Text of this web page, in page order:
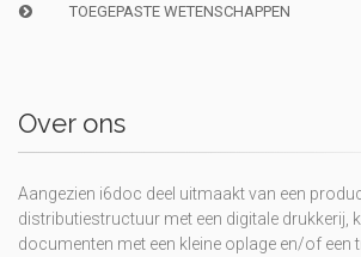
TOEGEPASTE WETENSCHAPPEN
Over ons
Aangezien i6doc deel uitmaakt van een
distributiestructuur met een digitale drukkerij,
documenten met een kleine oplage en/of een